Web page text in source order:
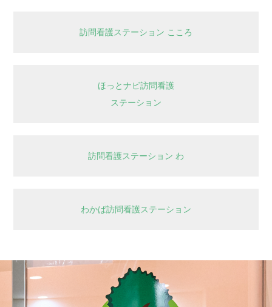
訪問看護ステーション こころ
ほっとナビ訪問看護
ステーション
訪問看護ステーション わ
わかば訪問看護ステーション